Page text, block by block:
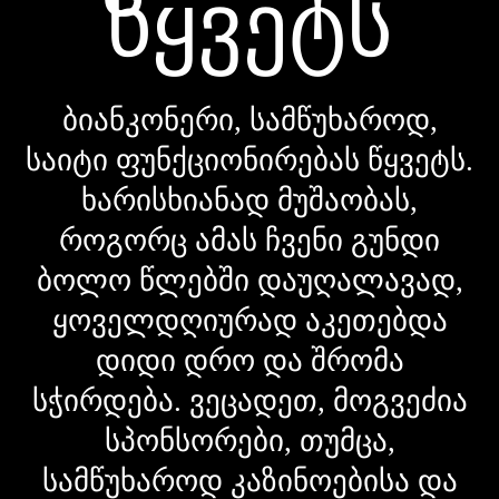
წყვეტს
ბიანკონერი, სამწუხაროდ,
საიტი ფუნქციონირებას წყვეტს.
ხარისხიანად მუშაობას,
როგორც ამას ჩვენი გუნდი
ბოლო წლებში დაუღალავად,
ყოველდღიურად აკეთებდა
დიდი დრო და შრომა
სჭირდება. ვეცადეთ, მოგვეძია
სპონსორები, თუმცა,
სამწუხაროდ კაზინოებისა და